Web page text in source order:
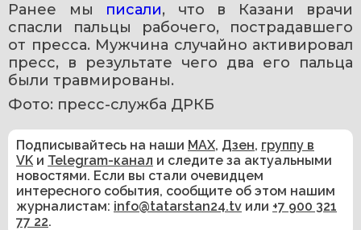
Ранее мы писали, что в Казани врачи
спасли пальцы рабочего, пострадавшего
от пресса. Мужчина случайно активировал
пресс, в результате чего два его пальца
были травмированы.
Фото: пресс-служба ДРКБ
Подписывайтесь на наши MAX, Дзен, группу в
VK и Telegram-канал и следите за актуальными
новостями. Если вы стали очевидцем
интересного события, сообщите об этом нашим
журналистам: info@tatarstan24.tv или +7 900 321
77 22.